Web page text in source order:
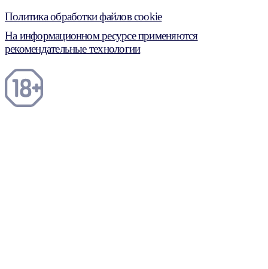
Политика обработки файлов cookie
На информационном ресурсе применяются
рекомендательные технологии